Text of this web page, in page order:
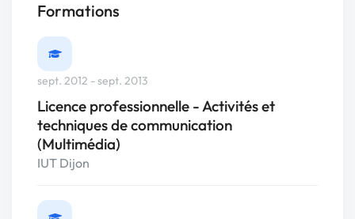
Formations
sept. 2012 - sept. 2013
Licence professionnelle - Activités et
techniques de communication
(Multimédia)
IUT Dijon